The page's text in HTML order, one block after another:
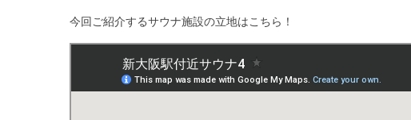
今回ご紹介するサウナ施設の立地はこちら！